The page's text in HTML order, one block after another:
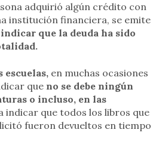
adquirió algún crédito con
institución financiera, se emite
indicar que la deuda ha sido
escuelas, en muchas ocasiones
que no se debe ningún
o incluso, en las
indicar que todos los libros que
fueron devueltos en tiempo